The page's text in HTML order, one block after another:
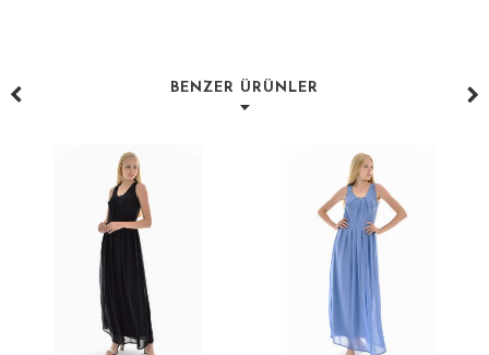
BENZER ÜRÜNLER